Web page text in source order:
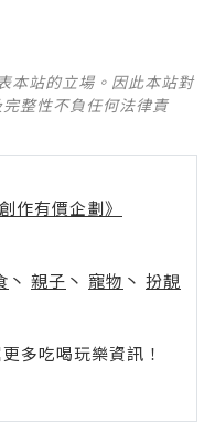
本站的立場。因此本站對
整性不負任何法律責
作有價企劃》
丶 親子 丶 寵物 丶 扮靚
多吃喝玩樂資訊！